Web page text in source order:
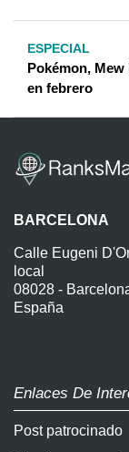
ESPECIAL
Pokémon,
en febrero
BARCELONA
Calle Eugeni
local
08028 -
España
Enlaces De
Post patrocinado